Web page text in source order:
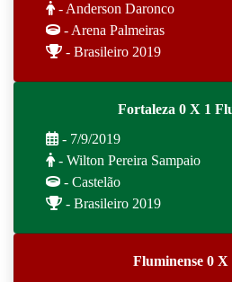
- Anderson Daronco
- Arena Palmeiras
- Brasileiro 2019
Fortaleza 0 X 1
- 7/9/2019
- Wilton Pereira Sampaio
- Castelão
- Brasileiro 2019
Fluminense 0 X